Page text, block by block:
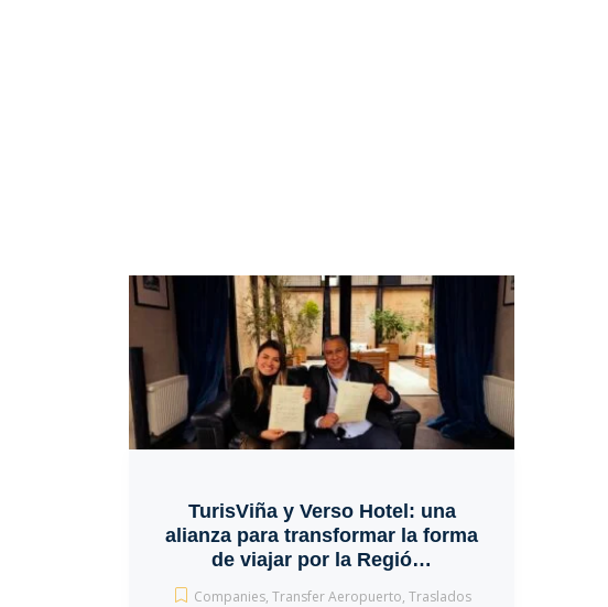
TurisViña y Verso Hotel: una
alianza para transformar la forma
de viajar por la Regió…
Companies, Transfer Aeropuerto, Traslados